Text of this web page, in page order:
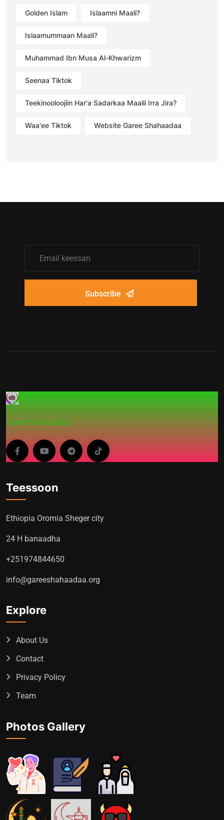
Golden Islam Islaamni Maali?
Islaamummaan Maali?
Muhammad Ibn Musa Al-Khwarizm
Seenaa Tiktok
Teekinooloojiin Har'a Sadarkaa Maalii Irra Jira?
Waa'ee Tiktok Website Garee Shahaadaa
Subscribe
Garee-Shahaadaa
Teessoon
Ethiopia Oromia Sheger city
24 H banaadha
+251974844650
info@gareeshahaadaa.org
Explore
About Us
Contact
Privacy Policy
Team
Photos Gallery